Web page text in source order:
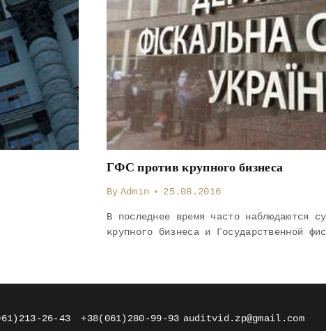
ГФС против крупного бизнеса
By Admin 25.08.2016
В последнее время часто наблюдаются
крупного бизнеса и Государственной
26-43 +38(061)280-99-93 auditvid.zp@gmail.com